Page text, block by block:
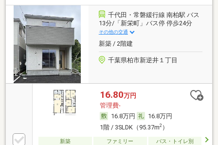
千代田・常磐緩行線 南柏駅 バス
13分/「新栄町」バス停 停歩24分
その他の交通
新築 / 2階建
千葉県柏市新逆井１丁目
16.80万円
管理費-
16.8万円
16.8万円
1階 / 3SLDK（95.37m2）
新築 ファミリー
バス・トイレ別